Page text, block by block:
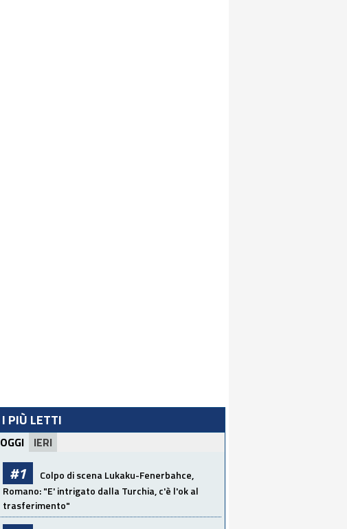
I PIÙ LETTI
OGGI IERI
#1
Colpo di scena Lukaku-Fenerbahce,
Romano: "E' intrigato dalla Turchia, c'è l'ok al
trasferimento"